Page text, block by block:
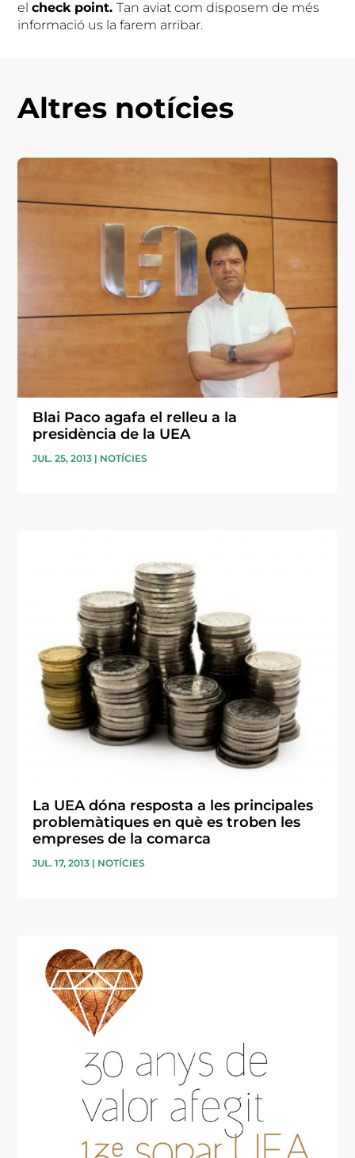
elcheck point.Tan aviat com disposem de més
informació us la farem arribar.
Altres notícies
Blai Paco agafa el relleu a la
presidència de la UEA
JUL. 25, 2013 | NOTÍCIES
La UEA dóna resposta a les principales
problemàtiques en què es troben les
empreses de la comarca
JUL. 17, 2013 | NOTÍCIES